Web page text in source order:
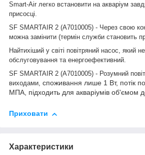
Smart-Air легко встановити на акваріум
присосці.
SF SMARTAIR 2 (A7010005) - Через свою
можна замінити (термін служби становить
Найтихіший у світі повітряний насос, який
обслуговування та енергоефективний.
SF SMARTAIR 2 (A7010005) - Розумний
виходами, споживання лише 1 Вт, потік
МПА, підходить для акваріумів об'ємом
Приховати
Характеристики